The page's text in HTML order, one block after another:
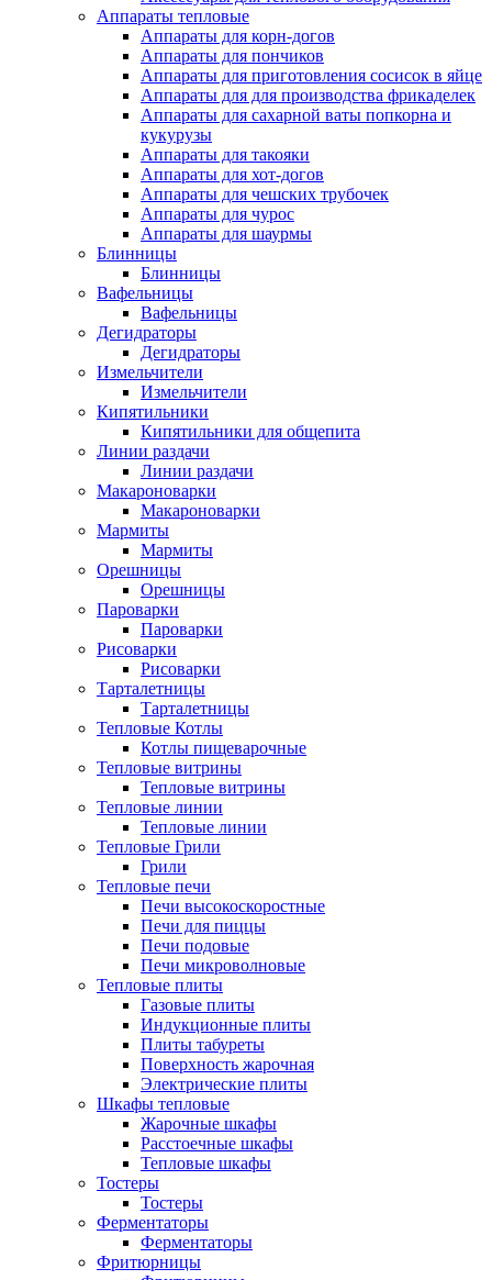
Аппараты тепловые
Аппараты для корн-догов
Аппараты для пончиков
Аппараты для приготовления сосисок в яйце
Аппараты для для производства фрикаделек
Аппараты для сахарной ваты попкорна и
кукурузы
Аппараты для такояки
Аппараты для хот-догов
Аппараты для чешских трубочек
Аппараты для чурос
Аппараты для шаурмы
Блинницы
Блинницы
Вафельницы
Вафельницы
Дегидраторы
Дегидраторы
Измельчители
Измельчители
Кипятильники
Кипятильники для общепита
Линии раздачи
Линии раздачи
Макароноварки
Макароноварки
Мармиты
Мармиты
Орешницы
Орешницы
Пароварки
Пароварки
Рисоварки
Рисоварки
Тарталетницы
Тарталетницы
Тепловые Котлы
Котлы пищеварочные
Тепловые витрины
Тепловые витрины
Тепловые линии
Тепловые линии
Тепловые Грили
Грили
Тепловые печи
Печи высокоскоростные
Печи для пиццы
Печи подовые
Печи микроволновые
Тепловые плиты
Газовые плиты
Индукционные плиты
Плиты табуреты
Поверхность жарочная
Электрические плиты
Шкафы тепловые
Жарочные шкафы
Расстоечные шкафы
Тепловые шкафы
Тостеры
Тостеры
Ферментаторы
Ферментаторы
Фритюрницы